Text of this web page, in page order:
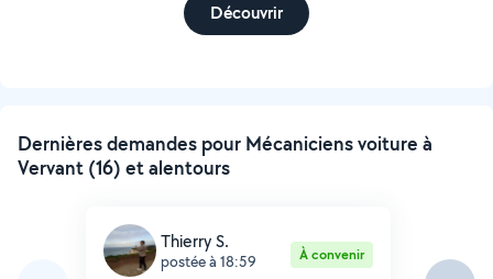
Découvrir
Dernières demandes pour Mécaniciens voiture à
Vervant (16) et alentours
Thierry S.
postée à 18:59 À convenir